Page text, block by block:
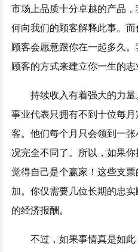
市场上品质十分卓越的产品
何向我们的顾客解释此事。
顾客会愿意跟你在一起多久
顾客的方式来建立你一生的志
持续收入有着强大的力
事业代表只拥有不到十位每
客。他们每个月只会领到一
况完全不同了。所以，如果
觉得自己是个赢家！这些支
加。你仅需要几位长期的忠
的经济报酬。
不过，如果事情真是如